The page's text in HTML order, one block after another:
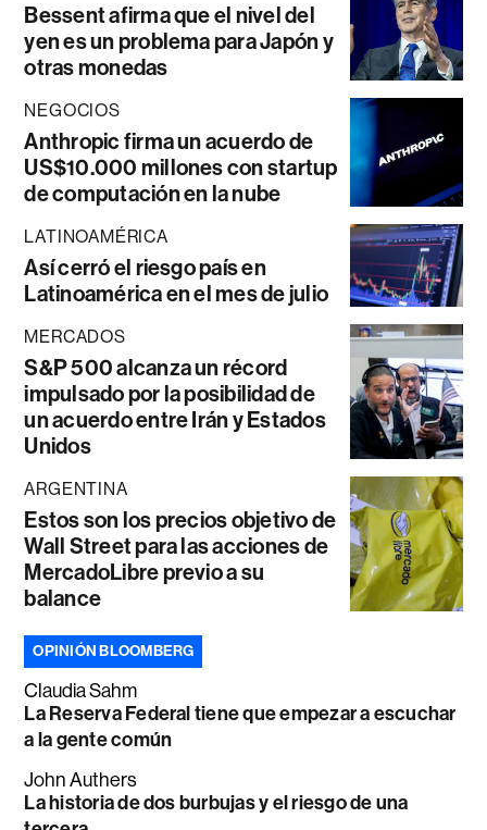
Bessent afirma que el nivel del
yen es un problema para Japón y
otras monedas
NEGOCIOS
Anthropic firma un acuerdo de
US$10.000 millones con startup
de computación en la nube
LATINOAMÉRICA
Así cerró el riesgo país en
Latinoamérica en el mes de julio
MERCADOS
S&P 500 alcanza un récord
impulsado por la posibilidad de
un acuerdo entre Irán y Estados
Unidos
ARGENTINA
Estos son los precios objetivo de
Wall Street para las acciones de
MercadoLibre previo a su
balance
OPINIÓN BLOOMBERG
Claudia Sahm
La Reserva Federal tiene que empezar a escuchar
a la gente común
John Authers
La historia de dos burbujas y el riesgo de una